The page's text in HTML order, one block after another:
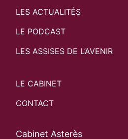
LES ACTUALITÉS
LE PODCAST
LES ASSISES DE L’AVENIR
LE CABINET
CONTACT
Cabinet Asterès